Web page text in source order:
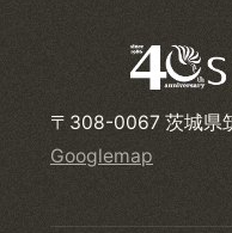
〒308-0067 茨城県
Googlemap